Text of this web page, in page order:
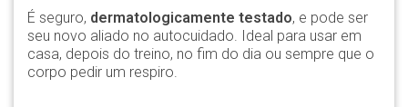
É seguro, dermatologicamente testado, e pode ser
seu novo aliado no autocuidado. Ideal para usar em
casa, depois do treino, no fim do dia ou sempre que o
corpo pedir um respiro.